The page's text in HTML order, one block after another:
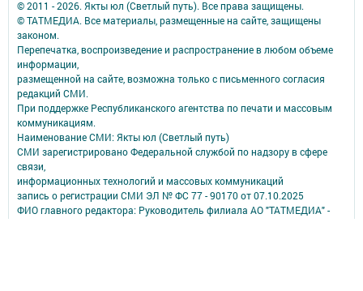
© 2011 - 2026. Якты юл (Светлый путь). Все права защищены.
© ТАТМЕДИА. Все материалы, размещенные на сайте, защищены
законом.
Перепечатка, воспроизведение и распространение в любом объеме
информации,
размещенной на сайте, возможна только с письменного согласия
редакций СМИ.
При поддержке Республиканского агентства по печати и массовым
коммуникациям.
Наименование СМИ: Якты юл (Светлый путь)
СМИ зарегистрировано Федеральной службой по надзору в сфере
связи,
информационных технологий и массовых коммуникаций
запись о регистрации СМИ ЭЛ № ФС 77 - 90170 от 07.10.2025
ФИО главного редактора: Руководитель филиала АО "ТАТМЕДИА" -